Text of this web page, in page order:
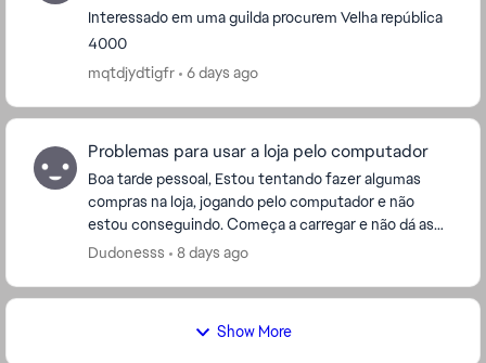
Interessado em uma guilda procurem Velha república
4000
mqtdjydtigfr
6 days ago
Problemas para usar a loja pelo computador
Boa tarde pessoal, Estou tentando fazer algumas
compras na loja, jogando pelo computador e não
estou conseguindo. Começa a carregar e não dá as
opções de pagamento. Alguém mais com esse
Dudonesss 8 days ago
Show More